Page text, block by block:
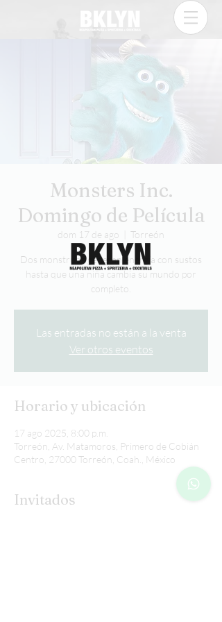
Monsters Inc.
Domingo de Película
dom 17 de ago Torreón
Dos monstruos generan energía con sustos
hasta que una niña cambia su mundo por
completo.
Las entradas no están a la venta
Ver otros eventos
Horario y ubicación
17 ago 2025, 8:00 p.m.
Torreón, Av. Matamoros, Primero de Cobián
Centro, 27000 Torreón, Coah., México
Invitados